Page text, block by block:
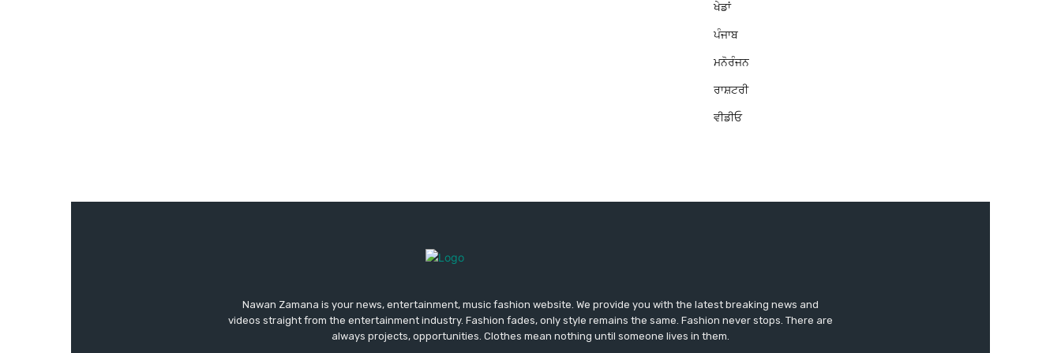
ਖੇਡਾਂ
ਪੰਜਾਬ
ਮਨੋਰੰਜਨ
ਰਾਸ਼ਟਰੀ
ਵੀਡੀਓ
Nawan Zamana is your news, entertainment, music fashion website. We provide you with the latest breaking news and
videos straight from the entertainment industry. Fashion fades, only style remains the same. Fashion never stops. There are
always projects, opportunities. Clothes mean nothing until someone lives in them.